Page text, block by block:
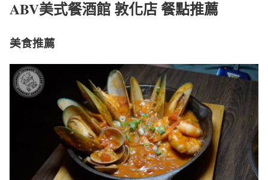
ABV美式餐酒館 敦化店 餐點推薦
美食推薦